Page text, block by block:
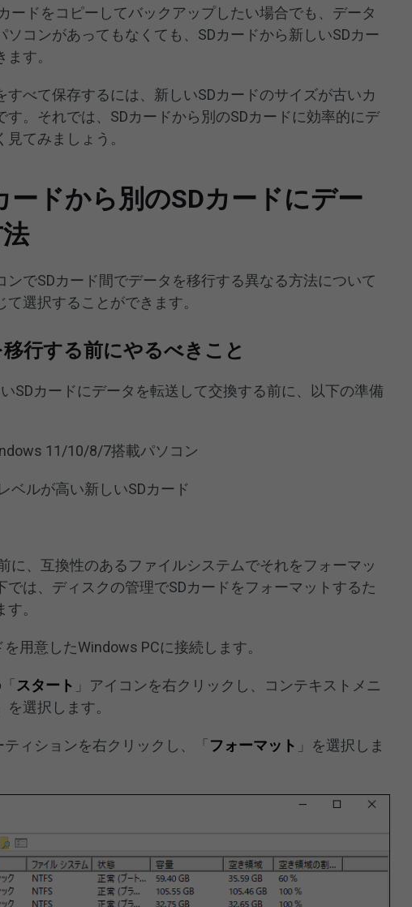
ードをコピーしてバックアップしたい場合でも、データ
コンがあってもなくても、SDカードから新しいSDカー
す。
べて保存するには、新しいSDカードのサイズが古いカ
。それでは、SDカードから別のSDカードに効率的にデ
てみましょう。
ードから別のSDカードにデー
ンでSDカード間でデータを移行する異なる方法について
選択することができます。
行する前にやるべきこと
SDカードにデータを転送して交換する前に、以下の準備
11/10/8/7搭載パソコン
ベルが高い新しいSDカード
に、互換性のあるファイルシステムでそれをフォーマッ
では、ディスクの管理でSDカードをフォーマットするた
。
用意したWindows PCに接続します。
スタート 」アイコンを右クリックし、コンテキストメニ
を選択します。
ティションを右クリックし、「 フォーマット 」を選択しま